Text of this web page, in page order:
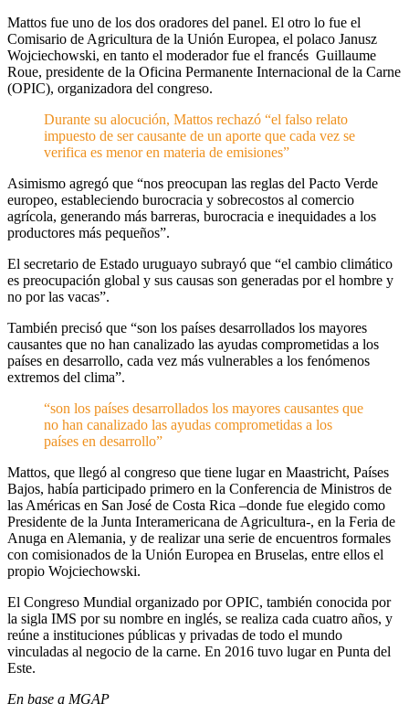
Mattos fue uno de los dos oradores del panel. El otro lo fue el
Comisario de Agricultura de la Unión Europea, el polaco Janusz
Wojciechowski, en tanto el moderador fue el francés Guillaume
Roue, presidente de la Oficina Permanente Internacional de la Carne
(OPIC), organizadora del congreso.
Durante su alocución, Mattos rechazó “el falso relato
impuesto de ser causante de un aporte que cada vez se
verifica es menor en materia de emisiones”
Asimismo agregó que “nos preocupan las reglas del Pacto Verde
europeo, estableciendo burocracia y sobrecostos al comercio
agrícola, generando más barreras, burocracia e inequidades a los
productores más pequeños”.
El secretario de Estado uruguayo subrayó que “el cambio climático
es preocupación global y sus causas son generadas por el hombre y
no por las vacas”.
También precisó que “son los países desarrollados los mayores
causantes que no han canalizado las ayudas comprometidas a los
países en desarrollo, cada vez más vulnerables a los fenómenos
extremos del clima”.
“son los países desarrollados los mayores causantes que
no han canalizado las ayudas comprometidas a los
países en desarrollo”
Mattos, que llegó al congreso que tiene lugar en Maastricht, Países
Bajos, había participado primero en la Conferencia de Ministros de
las Américas en San José de Costa Rica –donde fue elegido como
Presidente de la Junta Interamericana de Agricultura-, en la Feria de
Anuga en Alemania, y de realizar una serie de encuentros formales
con comisionados de la Unión Europea en Bruselas, entre ellos el
propio Wojciechowski.
El Congreso Mundial organizado por OPIC, también conocida por
la sigla IMS por su nombre en inglés, se realiza cada cuatro años, y
reúne a instituciones públicas y privadas de todo el mundo
vinculadas al negocio de la carne. En 2016 tuvo lugar en Punta del
Este.
En base a MGAP